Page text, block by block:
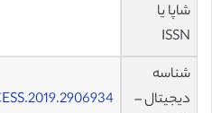
شاپا یا
ISSN
شناسه
دیجیتال –